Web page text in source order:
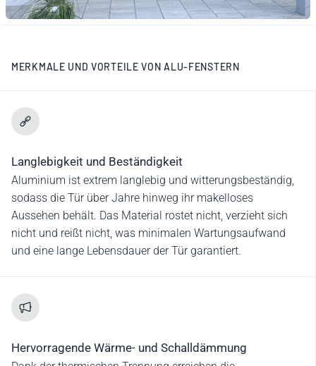
MERKMALE UND VORTEILE VON ALU-FENSTERN
Langlebigkeit und Beständigkeit
Aluminium ist extrem langlebig und witterungsbeständig,
sodass die Tür über Jahre hinweg ihr makelloses
Aussehen behält. Das Material rostet nicht, verzieht sich
nicht und reißt nicht, was minimalen Wartungsaufwand
und eine lange Lebensdauer der Tür garantiert.
Hervorragende Wärme- und Schalldämmung